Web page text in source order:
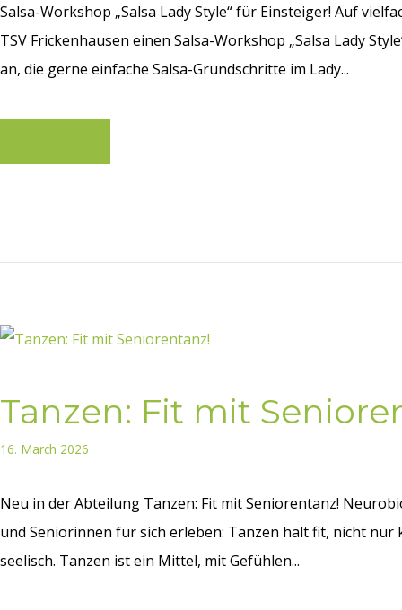
Salsa-Workshop „Salsa Lady Style“ für Einsteiger! Auf
TSV Frickenhausen einen Salsa-Workshop „Salsa Lady
an, die gerne einfache Salsa-Grundschritte im Lady...
Tanzen: Fit mit
16. March 2026
Neu in der Abteilung Tanzen: Fit mit Seniorentanz!
und Seniorinnen für sich erleben: Tanzen hält fit, nicht
seelisch. Tanzen ist ein Mittel, mit Gefühlen...